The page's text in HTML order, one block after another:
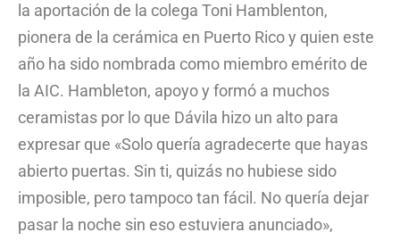
la aportación de la colega Toni Hamblenton,
pionera de la cerámica en Puerto Rico y quien este
año ha sido nombrada como miembro emérito de
la AIC. Hambleton, apoyo y formó a muchos
ceramistas por lo que Dávila hizo un alto para
expresar que «Solo quería agradecerte que hayas
abierto puertas. Sin ti, quizás no hubiese sido
imposible, pero tampoco tan fácil. No quería dejar
pasar la noche sin eso estuviera anunciado»,